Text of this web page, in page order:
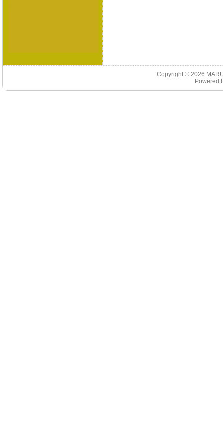
Copyright © 2026
Powered